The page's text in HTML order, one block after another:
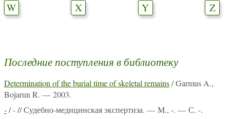
W
X Y Z
Последние поступления в библиотеку
Determination of the burial time of skeletal remains/ Garmus A.,
Bojarun R. — 2003.
-/ - // Судебно-медицинская экспертиза. — М., -. — С. -.